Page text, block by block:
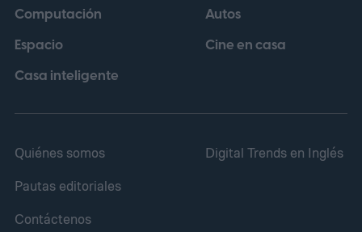
ocurre dentro.
Computación
Espacio
Casa inteligente
Autos
Cine en casa
Quiénes somos
Pautas editoriales
Contáctenos
Digital Trends en Inglés